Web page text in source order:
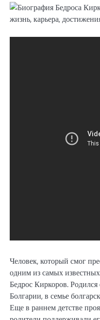
Человек, который смог
одним из самых
Бедрос Киркоров.
Болгарии, в семье
Еще в раннем детстве